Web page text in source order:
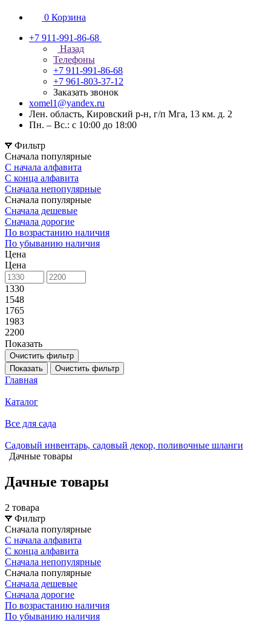
0 Корзина
+7 911-991-86-68
Назад
Телефоны
+7 911-991-86-68
+7 961-803-37-12
Заказать звонок
xomel1@yandex.ru
Лен. область, Кировский р-н, г/п Мга, 13 км. д. 2
Пн. – Вс.: с 10:00 до 18:00
Фильтр
Сначала популярные
С начала алфавита
С конца алфавита
Сначала непопулярные
Сначала популярные
Сначала дешевые
Сначала дорогие
По возрастанию наличия
По убыванию наличия
Цена
Цена
1330
1548
1765
1983
2200
Показать
Очистить фильтр
Показать
Очистить фильтр
Главная
Каталог
Все для сада
Садовый инвентарь, садовый декор, поливочные шланги
Дачные товары
Дачные товары
2 товара
Фильтр
Сначала популярные
С начала алфавита
С конца алфавита
Сначала непопулярные
Сначала популярные
Сначала дешевые
Сначала дорогие
По возрастанию наличия
По убыванию наличия